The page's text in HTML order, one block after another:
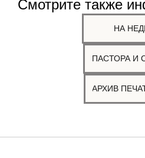
Смотрите также
НА
ПАСТОРА И